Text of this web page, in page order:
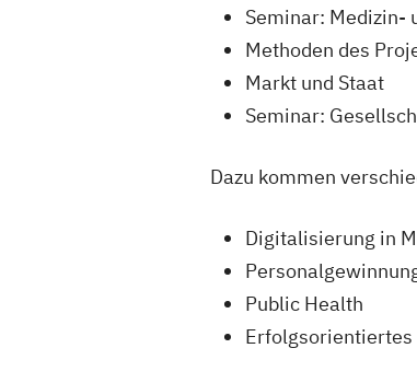
Seminar: Medizin-
Methoden des
Markt und Staat
Seminar:
Dazu kommen
Digitalisierung in
Public Health
Erfolgsorientiertes